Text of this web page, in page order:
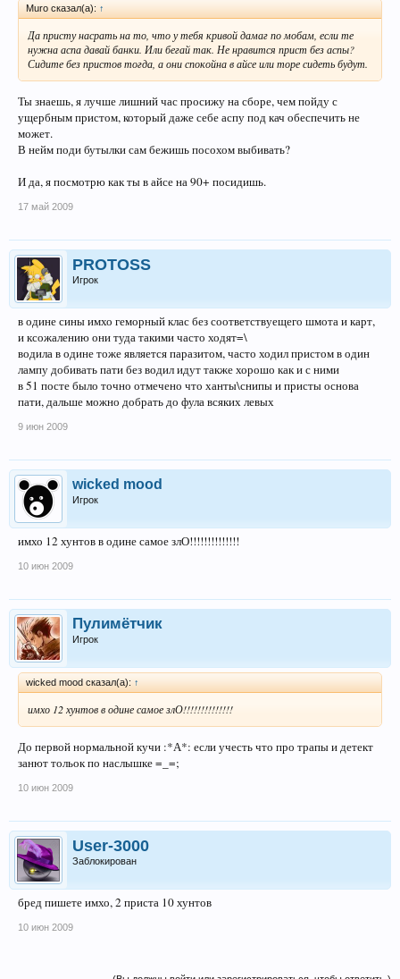
Muro сказал(а): ↑
Да присту насрать на то, что у тебя кривой дамаг по мобам, если те
нужна аспа давай банки. Или бегай так. Не нравится прист без аспы?
Сидите без пристов тогда, а они спокойна в айсе или торе сидеть будут.
Ты знаешь, я лучше лишний час просижу на сборе, чем пойду с
ущербным пристом, который даже себе аспу под кач обеспечить не
может.
В нейм поди бутылки сам бежишь посохом выбивать?
И да, я посмотрю как ты в айсе на 90+ посидишь.
17 май 2009
PROTOSS
Игрок
в одине сины имхо геморный клас без соответствуещего шмота и карт,
и ксожалению они туда такими часто ходят=\
водила в одине тоже является паразитом, часто ходил пристом в один
лампу добивать пати без водил идут также хорошо как и с ними
в 51 посте было точно отмечено что ханты\снипы и присты основа
пати, дальше можно добрать до фула всяких левых
9 июн 2009
wicked mood
Игрок
имхо 12 хунтов в одине самое злО!!!!!!!!!!!!!!
10 июн 2009
Пулимётчик
Игрок
wicked mood сказал(а): ↑
имхо 12 хунтов в одине самое злО!!!!!!!!!!!!!!
До первой нормальной кучи :*А*: если учесть что про трапы и детект
занют тольок по наслышке =_=;
10 июн 2009
User-3000
Заблокирован
бред пишете имхо, 2 приста 10 хунтов
10 июн 2009